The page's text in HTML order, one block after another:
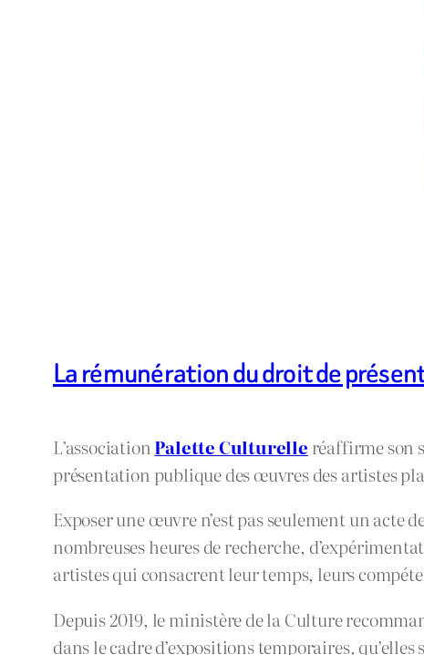
La rémunération du droit de
L’associationPalette Culturelle réaffirme son
présentation publique des œuvres des artistes
Exposer une œuvre n’est pas seulement un
nombreuses heures de recherche,
artistes qui consacrent leur temps, leurs
Depuis 2019, le ministère de la Culture
dans le cadre d’expositions temporaires,